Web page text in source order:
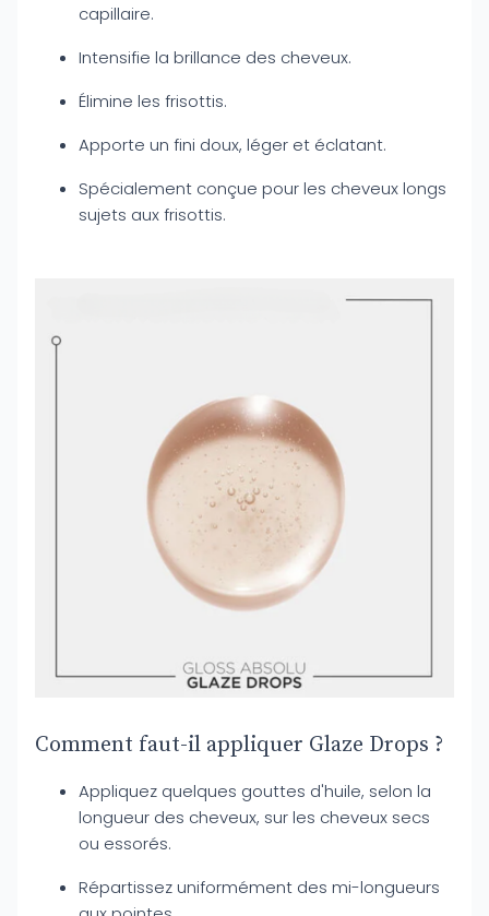
capillaire.
Intensifie la brillance des cheveux.
Élimine les frisottis.
Apporte un fini doux, léger et éclatant.
Spécialement conçue pour les cheveux longs
sujets aux frisottis.
Comment faut-il appliquer Glaze Drops ?
Appliquez quelques gouttes d'huile, selon la
longueur des cheveux, sur les cheveux secs
ou essorés.
Répartissez uniformément des mi-longueurs